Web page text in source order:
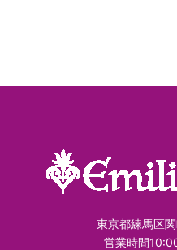
東京都練馬区
営業時間